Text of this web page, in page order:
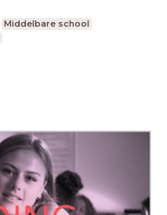
Middelbare school